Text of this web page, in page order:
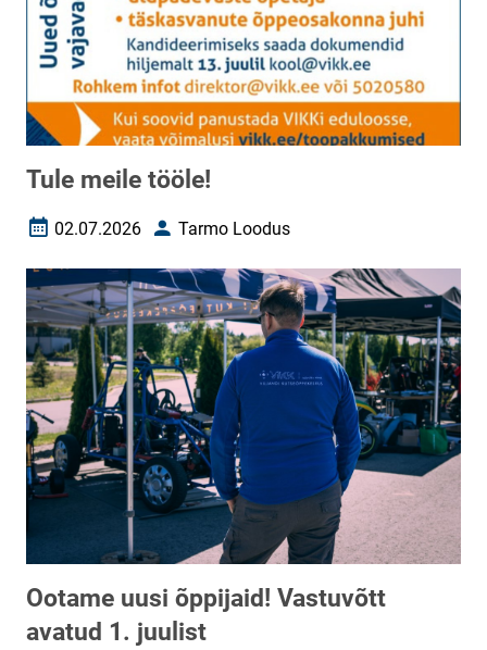
Tule meile tööle!
Loomise kuupäev
02.07.2026 AutorTarmo Loodus
Ootame uusi õppijaid! Vastuvõtt
avatud 1. juulist